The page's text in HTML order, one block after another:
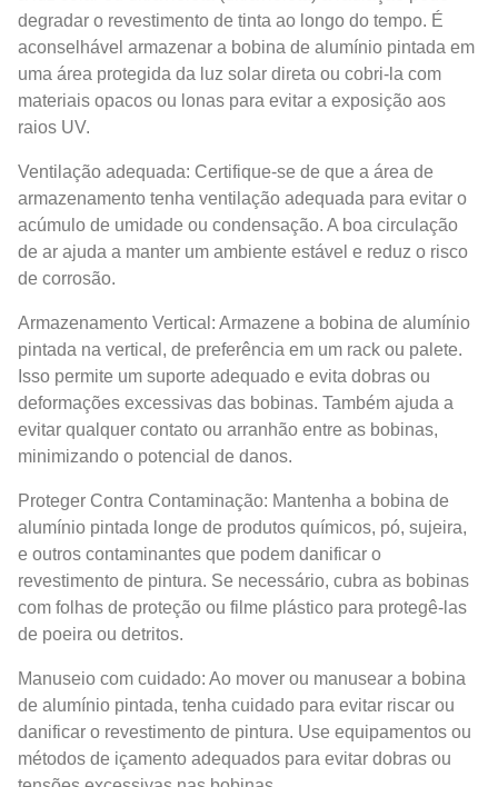
degradar o revestimento de tinta ao longo do tempo. É
aconselhável armazenar a bobina de alumínio pintada em
uma área protegida da luz solar direta ou cobri-la com
materiais opacos ou lonas para evitar a exposição aos
raios UV.
Ventilação adequada: Certifique-se de que a área de
armazenamento tenha ventilação adequada para evitar o
acúmulo de umidade ou condensação. A boa circulação
de ar ajuda a manter um ambiente estável e reduz o risco
de corrosão.
Armazenamento Vertical: Armazene a bobina de alumínio
pintada na vertical, de preferência em um rack ou palete.
Isso permite um suporte adequado e evita dobras ou
deformações excessivas das bobinas. Também ajuda a
evitar qualquer contato ou arranhão entre as bobinas,
minimizando o potencial de danos.
Proteger Contra Contaminação: Mantenha a bobina de
alumínio pintada longe de produtos químicos, pó, sujeira,
e outros contaminantes que podem danificar o
revestimento de pintura. Se necessário, cubra as bobinas
com folhas de proteção ou filme plástico para protegê-las
de poeira ou detritos.
Manuseio com cuidado: Ao mover ou manusear a bobina
de alumínio pintada, tenha cuidado para evitar riscar ou
danificar o revestimento de pintura. Use equipamentos ou
métodos de içamento adequados para evitar dobras ou